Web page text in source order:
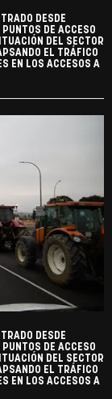
DESDE
DE ACCESO
DEL SECTOR
EL TRÁFICO
EN LOS ACCESOS A
DESDE
DE ACCESO
DEL SECTOR
EL TRÁFICO
EN LOS ACCESOS A